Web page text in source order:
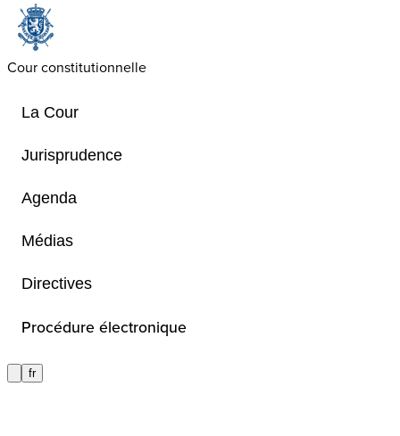
Cour constitutionnelle
La Cour
Jurisprudence
Agenda
Médias
Directives
Procédure électronique
fr
en annulation et questions